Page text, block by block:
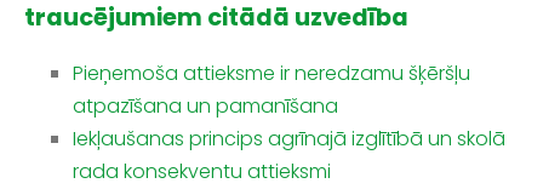
traucējumiem citādā uzvedība
Pieņemoša attieksme ir neredzamu šķēršļu
atpazīšana un pamanīšana
Iekļaušanas princips agrīnajā izglītībā un skolā
rada konsekventu attieksmi